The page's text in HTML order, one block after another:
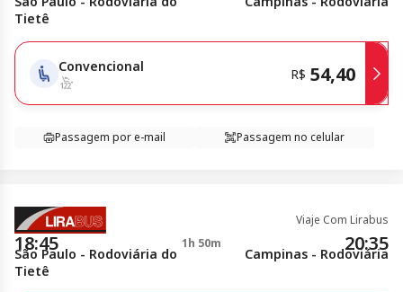
Tietê
Convencional R$ 54,40
Passagem por e-mail Passagem no celular
Viaje Com Lirabus
18:45 1h 50m 20:35
São Paulo - Rodoviária do
Tietê
Campinas - Rodoviária